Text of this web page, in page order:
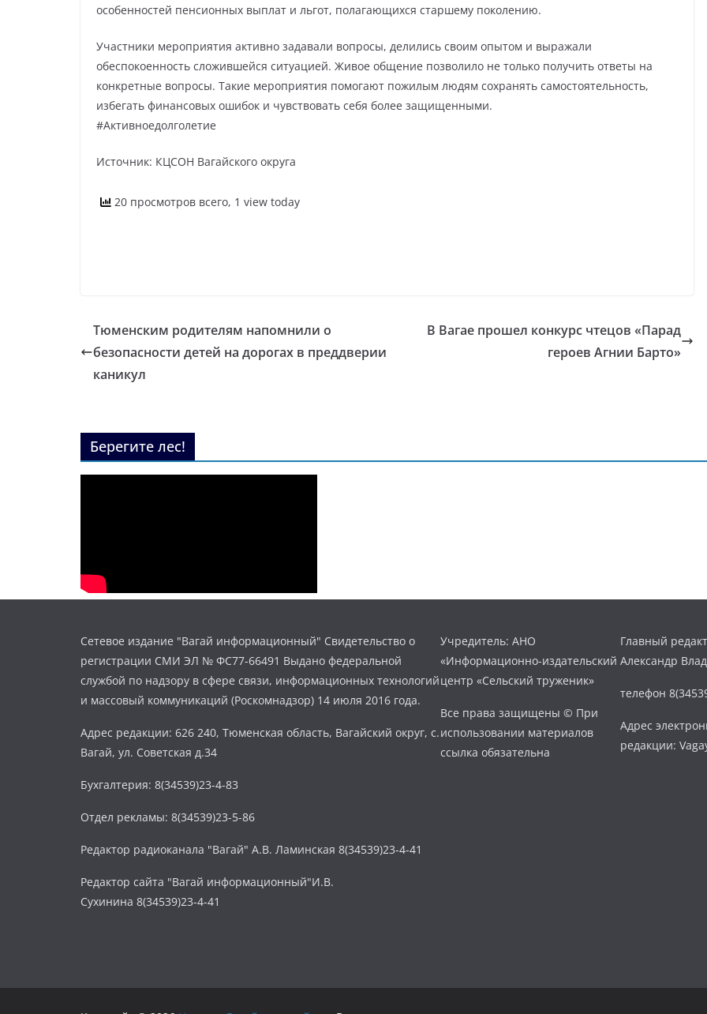
особенностей пенсионных выплат и льгот, полагающихся старшему поколению.
Участники мероприятия активно задавали вопросы, делились своим опытом и выражали
обеспокоенность сложившейся ситуацией. Живое общение позволило не только получить ответы на
конкретные вопросы. Такие мероприятия помогают пожилым людям сохранять самостоятельность,
избегать финансовых ошибок и чувствовать себя более защищенными.
#Активноедолголетие
Источник: КЦСОН Вагайского округа
20 просмотров всего, 1 view today
Тюменским родителям напомнили о
безопасности детей на дорогах в преддверии
каникул
В Вагае прошел конкурс чтецов «Парад
героев Агнии Барто»
Берегите лес!
Сетевое издание "Вагай информационный" Свидетельство о
регистрации СМИ ЭЛ № ФС77-66491 Выдано федеральной
службой по надзору в сфере связи, информационных технологий
и массовый коммуникаций (Роскомнадзор) 14 июля 2016 года.
Адрес редакции: 626 240, Тюменская область, Вагайский округ, с.
Вагай, ул. Советская д.34
Бухгалтерия: 8(34539)23-4-83
Отдел рекламы: 8(34539)23-5-86
Редактор радиоканала "Вагай" А.В. Ламинская 8(34539)23-4-41
Редактор сайта "Вагай информационный"И.В.
Сухинина 8(34539)23-4-41
Учредитель: АНО
«Информационно-издательский
центр «Сельский труженик»
Все права защищены © При
использовании материалов
ссылка обязательна
Главный
Александр
телефон
Адрес
редакции: